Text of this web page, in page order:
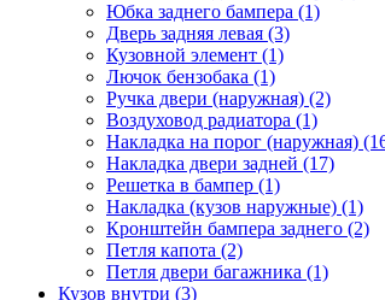
Юбка заднего бампера (1)
Дверь задняя левая (3)
Кузовной элемент (1)
Лючок бензобака (1)
Ручка двери (наружная) (2)
Воздуховод радиатора (1)
Накладка на порог (наружная)
Накладка двери задней (17)
Решетка в бампер (1)
Накладка (кузов наружные) (1)
Кронштейн бампера заднего (2)
Петля капота (2)
Петля двери багажника (1)
Кузов внутри (3)